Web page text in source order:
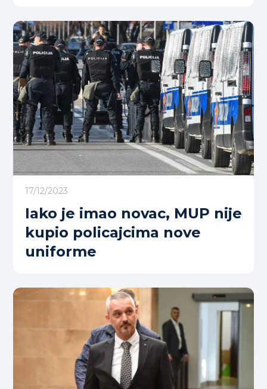
17/12/2023
Iako je imao novac, MUP nije
kupio policajcima nove
uniforme